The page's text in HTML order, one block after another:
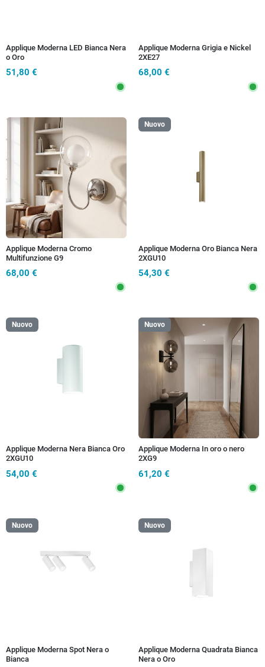
Applique Moderna LED Bianca Nera
o Oro
51,80 €
Applique Moderna Grigia e Nickel
2XE27
68,00 €
Applique Moderna Cromo
Multifunzione G9
68,00 €
Nuovo
Applique Moderna Oro Bianca Nera
2XGU10
54,30 €
Nuovo
Applique Moderna Nera Bianca Oro
2XGU10
54,00 €
Nuovo
Applique Moderna In oro o nero
2XG9
61,20 €
Nuovo
Applique Moderna Spot Nera o
Bianca
Nuovo
Applique Moderna Quadrata Bianca
Nera o Oro